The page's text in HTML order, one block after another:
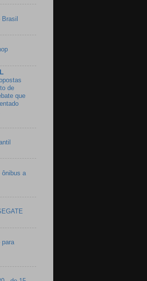
Brasil
de
que
ônibus a
para